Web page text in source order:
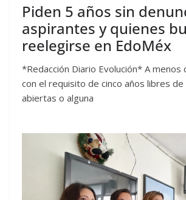
Piden 5 años sin
aspirantes y quienes
reelegirse en EdoMéx
*Redacción Diario Evolución* A menos
con el requisito de cinco años libres
abiertas o alguna